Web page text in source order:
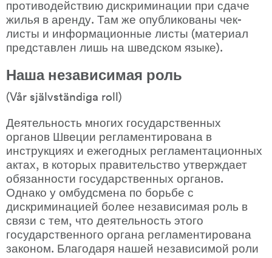
противодействию дискриминации при сдаче
жилья в аренду. Там же опубликованы чек-
листы и информационные листы (материал
представлен лишь на шведском языке).
Наша независимая роль
(Vår självständiga roll)
Деятельность многих государственных
органов Швеции регламентирована в
инструкциях и ежегодных регламентационных
актах, в которых правительство утверждает
обязанности государственных органов.
Однако у омбудсмена по борьбе с
дискриминацией более независимая роль в
связи с тем, что деятельность этого
государственного органа регламентирована
законом. Благодаря нашей независимой роли